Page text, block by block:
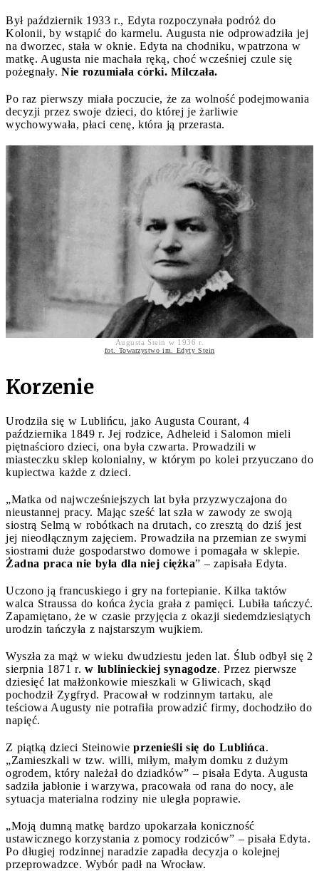
Był październik 1933 r., Edyta rozpoczynała podróż do
Kolonii, by wstąpić do karmelu. Augusta nie odprowadziła jej
na dworzec, stała w oknie. Edyta na chodniku, wpatrzona w
matkę. Augusta nie machała ręką, choć wcześniej czule się
pożegnały. Nie rozumiała córki. Milczała.
Po raz pierwszy miała poczucie, że za wolność podejmowania
decyzji przez swoje dzieci, do której je żarliwie
wychowywała, płaci cenę, która ją przerasta.
Augusta Stein w 1936 r.
fot. Towarzystwo im. Edyty Stein
Korzenie
Urodziła się w Lublińcu, jako Augusta Courant, 4
października 1849 r. Jej rodzice, Adheleid i Salomon mieli
piętnaścioro dzieci, ona była czwarta. Prowadzili w
miasteczku sklep kolonialny, w którym po kolei przyuczano do
kupiectwa każde z dzieci.
„Matka od najwcześniejszych lat była przyzwyczajona do
nieustannej pracy. Mając sześć lat szła w zawody ze swoją
siostrą Selmą w robótkach na drutach, co zresztą do dziś jest
jej nieodłącznym zajęciem. Prowadziła na przemian ze swymi
siostrami duże gospodarstwo domowe i pomagała w sklepie.
Żadna praca nie była dla niej ciężka” – zapisała Edyta.
Uczono ją francuskiego i gry na fortepianie. Kilka taktów
walca Straussa do końca życia grała z pamięci. Lubiła tańczyć.
Zapamiętano, że w czasie przyjęcia z okazji siedemdziesiątych
urodzin tańczyła z najstarszym wujkiem.
Wyszła za mąż w wieku dwudziestu jeden lat. Ślub odbył się 2
sierpnia 1871 r. w lublinieckiej synagodze. Przez pierwsze
dziesięć lat małżonkowie mieszkali w Gliwicach, skąd
pochodził Zygfryd. Pracował w rodzinnym tartaku, ale
teściowa Augusty nie potrafiła prowadzić firmy, dochodziło do
napięć.
Z piątką dzieci Steinowie przenieśli się do Lublińca.
„Zamieszkali w tzw. willi, miłym, małym domku z dużym
ogrodem, który należał do dziadków” – pisała Edyta. Augusta
sadziła jabłonie i warzywa, pracowała od rana do nocy, ale
sytuacja materialna rodziny nie uległa poprawie.
„Moją dumną matkę bardzo upokarzała koniczność
ustawicznego korzystania z pomocy rodziców” – pisała Edyta.
Po długiej rodzinnej naradzie zapadła decyzja o kolejnej
przeprowadzce. Wybór padł na Wrocław.